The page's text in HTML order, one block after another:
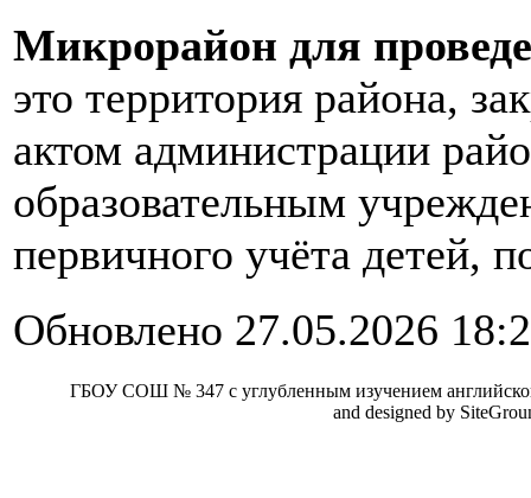
Микрорайон для
это территория района,
актом администрации
образовательным
первичного учёта детей,
Обновлено 27.05.2026
ГБОУ СОШ № 347 с углубленным изучением
and designed by